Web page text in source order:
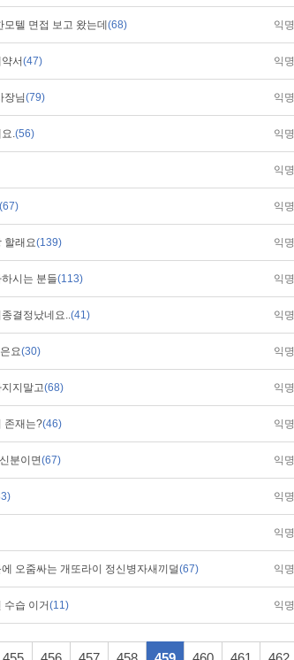
모텔 면접 보고 왔는데 (68) 익명
서(47) 익명
장님(79) 익명
.(56) 익명
익명
(67) 익명
할래요(139) 익명
시는 분들(113) 익명
결정났네요..(41) 익명
요(30) 익명
지말고(68) 익명
존재는?(46) 익명
분이면(67) 익명
익명
익명
오줌싸는 개또라이 정신병자새끼덜(67) 익명
수습 이거(11) 익명